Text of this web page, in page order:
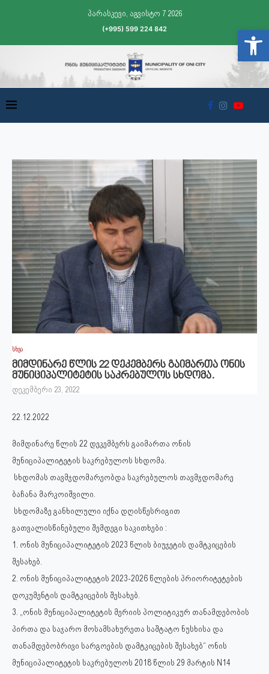
პარასკევი, აგვისტო 7 2026
(+995) 599 224 842
სხვა
მიმდინარე წლის 22 დეკემბერს გაიმართა ონის
მუნიციპალიტეტის საკრებულოს სხდომა.
დეკემბერი 23, 2022
22.12.2022
მიმდინარე წლის 22 დეკემბერს გაიმართა ონის
მუნიციპალიტეტის საკრებულოს სხდომა.
სხდომას თავმჯდომარეობდა საკრებულოს თავმჯდომარე
ბაჩანა მარკოიშვილი.
სხდომაზე განხილული იქნა დღისწესრიგით
გათვალისწინებული შემდეგი საკითხები :
1. ონის მუნიციპალიტეტის 2023 წლის ბიუჯეტის დამტკიცების
შესახებ.
2. ონის მუნიციპალიტეტის 2023-2026 წლების პრიორიტეტების
დოკუმენტის დამტკიცების შესახებ.
3. „ონის მუნიციპალიტეტის მერიის პოლიტიკურ თანამდებობის
პირთა და საჯარო მოსამსახურეთა საშტატო ნუსხისა და
თანამდებობრივი სარგოების დამტკიცების შესახებ“ ონის
მუნიციპალიტეტის საკრებულოს 2018 წლის 29 მარტის N14